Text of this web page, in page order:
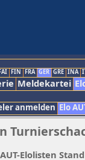
FIN FRA GER GRE INA
Meldekartei
anmelden Elo
AUT-Elolisten